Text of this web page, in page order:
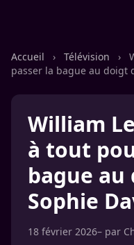
Accueil › Télévision ›
passer la bague au doigt
William
à tout
bague au
Sophie
18 février 2026– par